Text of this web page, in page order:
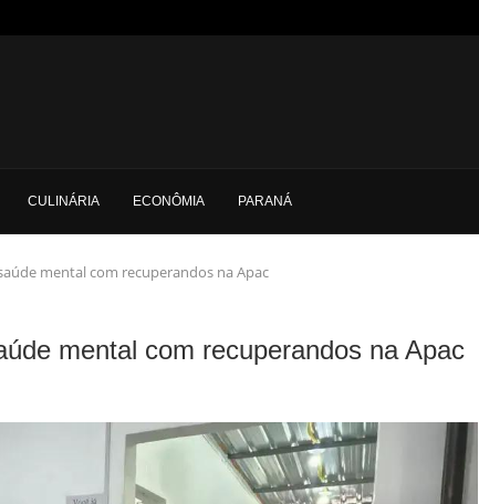
CULINÁRIA ECONÔMIA PARANÁ
mental com recuperandos na Apac
mental com recuperandos na Apac